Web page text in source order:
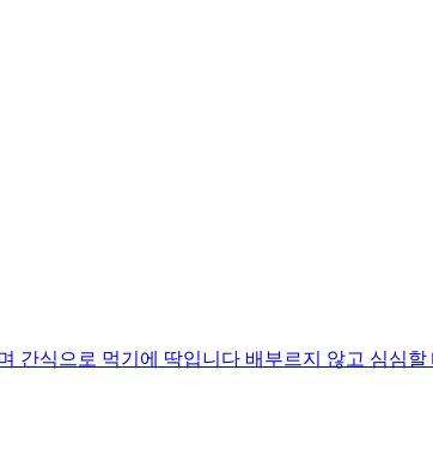
식으로 먹기에 딱입니다 배부르지 않고 심심할